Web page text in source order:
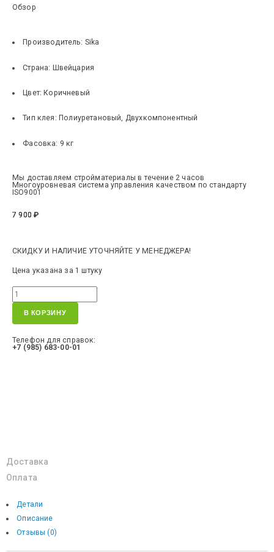
Обзор
Производитель: Sika
Страна: Швейцария
Цвет: Коричневый
Тип клея: Полиуретановый, Двухкомпонентный
Фасовка: 9 кг
Мы доставляем стройматериалы в течение 2 часов
Многоуровневая система управления качеством по стандарту
ISO9001
7 900₽
СКИДКУ И НАЛИЧИЕ УТОЧНЯЙТЕ У МЕНЕДЖЕРА!
Цена указана за 1 штуку
В КОРЗИНУ
Телефон для справок:
+7 (985) 683-00-01
Доставка
Оплата
Детали
Описание
Отзывы (0)